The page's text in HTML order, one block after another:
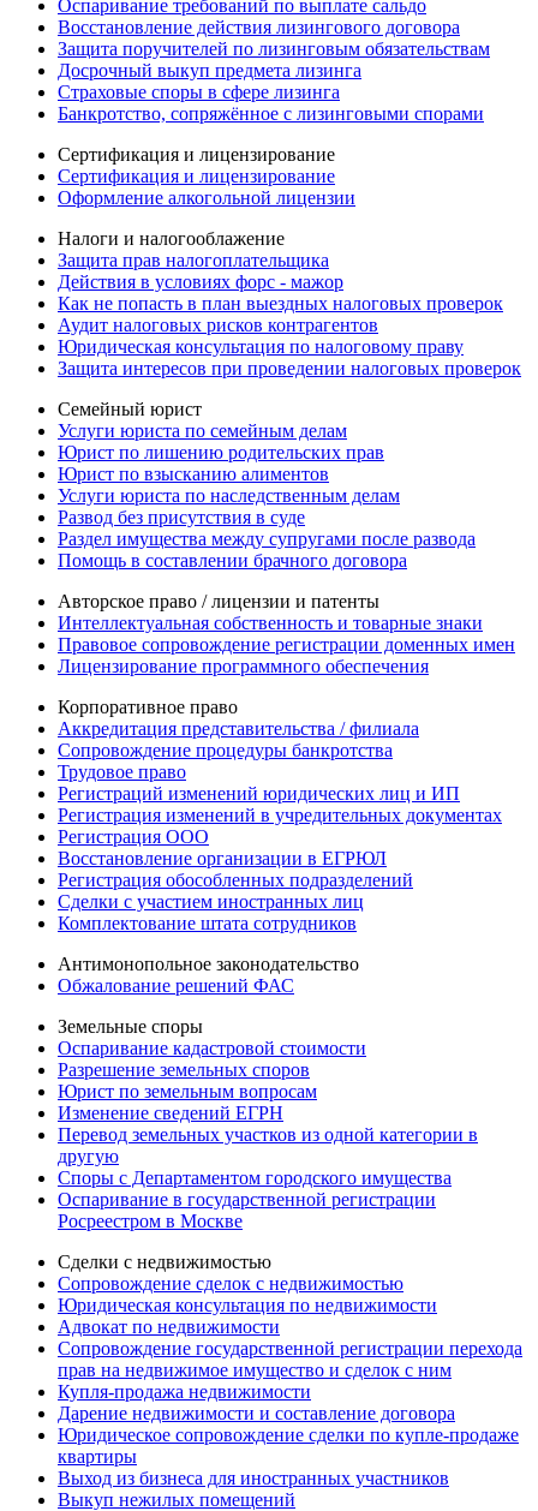
Оспаривание требований по выплате сальдо
Восстановление действия лизингового договора
Защита поручителей по лизинговым обязательствам
Досрочный выкуп предмета лизинга
Страховые споры в сфере лизинга
Банкротство, сопряжённое с лизинговыми спорами
Сертификация и лицензирование
Сертификация и лицензирование
Оформление алкогольной лицензии
Налоги и налогооблажение
Защита прав налогоплательщика
Действия в условиях форс - мажор
Как не попасть в план выездных налоговых проверок
Аудит налоговых рисков контрагентов
Юридическая консультация по налоговому праву
Защита интересов при проведении налоговых проверок
Семейный юрист
Услуги юриста по семейным делам
Юрист по лишению родительских прав
Юрист по взысканию алиментов
Услуги юриста по наследственным делам
Развод без присутствия в суде
Раздел имущества между супругами после развода
Помощь в составлении брачного договора
Авторское право / лицензии и патенты
Интеллектуальная собственность и товарные знаки
Правовое сопровождение регистрации доменных имен
Лицензирование программного обеспечения
Корпоративное право
Аккредитация представительства / филиала
Сопровождение процедуры банкротства
Трудовое право
Регистраций изменений юридических лиц и ИП
Регистрация изменений в учредительных документах
Регистрация ООО
Восстановление организации в ЕГРЮЛ
Регистрация обособленных подразделений
Сделки с участием иностранных лиц
Комплектование штата сотрудников
Антимонопольное законодательство
Обжалование решений ФАС
Земельные споры
Оспаривание кадастровой стоимости
Разрешение земельных споров
Юрист по земельным вопросам
Изменение сведений ЕГРН
Перевод земельных участков из одной категории в
другую
Споры с Департаментом городского имущества
Оспаривание в государственной регистрации
Росреестром в Москве
Сделки с недвижимостью
Сопровождение сделок с недвижимостью
Юридическая консультация по недвижимости
Адвокат по недвижимости
Сопровождение государственной регистрации перехода
прав на недвижимое имущество и сделок с ним
Купля-продажа недвижимости
Дарение недвижимости и составление договора
Юридическое сопровождение сделки по купле-продаже
квартиры
Выход из бизнеса для иностранных участников
Выкуп нежилых помещений